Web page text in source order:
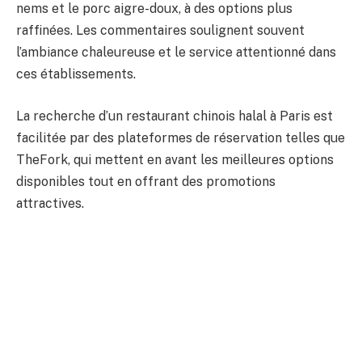
nems et le porc aigre-doux, à des options plus
raffinées. Les commentaires soulignent souvent
l’ambiance chaleureuse et le service attentionné dans
ces établissements.
La recherche d’un restaurant chinois halal à Paris est
facilitée par des plateformes de réservation telles que
TheFork, qui mettent en avant les meilleures options
disponibles tout en offrant des promotions
attractives.